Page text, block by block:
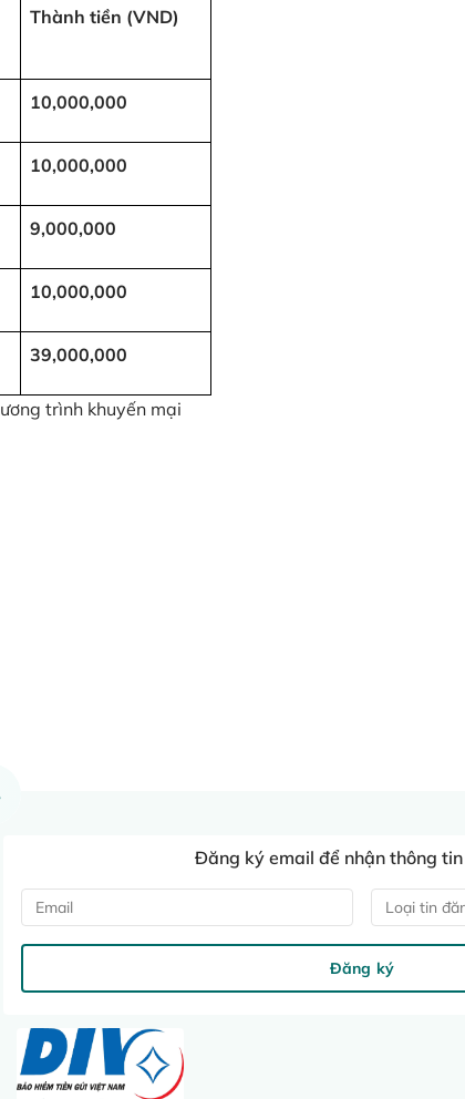
Thành tiền (VND)
10,000,000
10,000,000
9,000,000
10,000,000
39,000,000
trình khuyến mại
Đăng ký email để nhận thông
Loại tin
Đăng ký